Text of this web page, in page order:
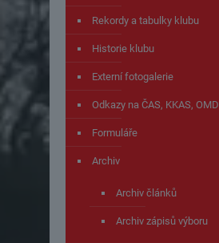
Rekordy a tabulky klubu
Historie klubu
Externí fotogalerie
Odkazy na ČAS, KKAS, OMD
Formuláře
Archiv
Archiv článků
Archiv zápisů výboru